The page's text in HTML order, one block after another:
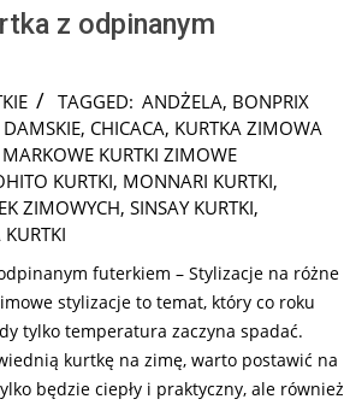
z odpinanym
TAGGED: ANDŻELA, BONPRIX
, CHICACA, KURTKA ZIMOWA
MARKOWE KURTKI ZIMOWE
KURTKI, MONNARI KURTKI,
ZIMOWYCH, SINSAY KURTKI,
futerkiem – Stylizacje na różne
stylizacje to temat, który co roku
tylko temperatura zaczyna spadać.
kurtkę na zimę, warto postawić na
będzie ciepły i praktyczny, ale również